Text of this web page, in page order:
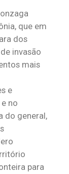
que em
dos
invasão
mais
e
no
do general,
para